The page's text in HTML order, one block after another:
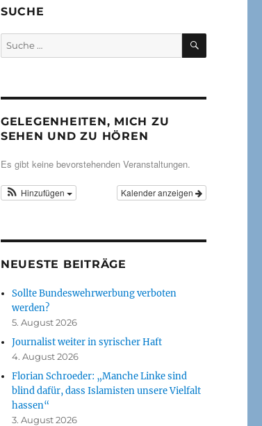
SUCHE
Suche
nach:
SUCHEN
GELEGENHEITEN, MICH ZU
SEHEN UND ZU HÖREN
Es gibt keine bevorstehenden Veranstaltungen.
Kalender anzeigen
Hinzufügen
NEUESTE BEITRÄGE
Sollte Bundeswehrwerbung verboten
werden?
5. August 2026
Journalist weiter in syrischer Haft
4. August 2026
Florian Schroeder: „Manche Linke sind
blind dafür, dass Islamisten unsere Vielfalt
hassen“
3. August 2026